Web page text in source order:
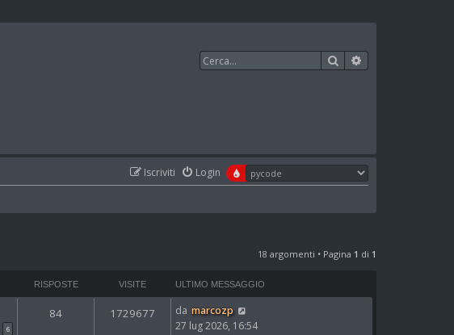
Cerca
Login
Iscriviti
18 argomenti • Pagina 1 di 1
RISPOSTE VISITE ULTIMO MESSAGGIO
6
84 1729677 da marcozp
27 lug 2026, 16:54